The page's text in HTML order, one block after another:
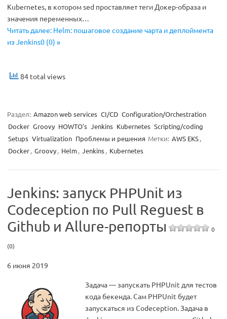
Kubernetes, в котором sed проставляет теги Докер-образа и
значения переменных…
Читать далее: Helm: пошаговое создание чарта и деплоймента
из Jenkins0 (0) »
84 total views
Раздел: Amazon web services CI/CD Configuration/Orchestration
Docker Groovy HOWTO's Jenkins Kubernetes Scripting/coding
Setups Virtualization Проблемы и решения Метки: AWS EKS,
Docker, Groovy, Helm, Jenkins, Kubernetes
Jenkins: запуск PHPUnit из
Codeception по Pull Reguest в
Github и Allure-репорты
0
(0)
6 июня 2019
Задача — запускать PHPUnit для тестов
кода бекенда. Сам PHPUnit будет
запускаться из Codeception. Задача в